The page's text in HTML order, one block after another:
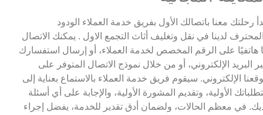
رحلتك معنا باتصالك الأول بفريق خدمة العملاء الودود
لدينا في نقل وتغليف أثاث التجمع الاول . يمكنك الاتصال
هاتفيًا على الرقم المخصص لخدمة العملاء، أو إرسال استفسارك
البريد الإلكتروني، أو من خلال نموذج الاتصال المتوفر على
الإلكتروني. سيقوم فريق خدمة العملاء بالاستماع بعناية إلى
الأولية، وتقديم المشورة الأولية، والإجابة على أي أسئلة
في معظم الحالات، ولضمان أدق تقدير للخدمة، يفضل إجراء